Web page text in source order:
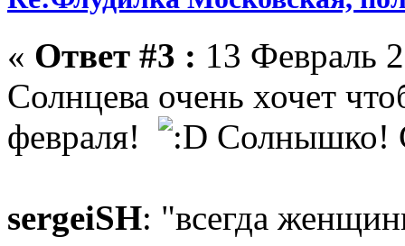
« Ответ #3 : 13 Февраль
Солнцева очень хочет
февраля!
Солнышко!
sergeiSH: "всегда